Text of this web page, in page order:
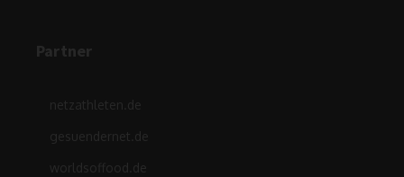
Partner
netzathleten.de
gesuendernet.de
worldsoffood.de